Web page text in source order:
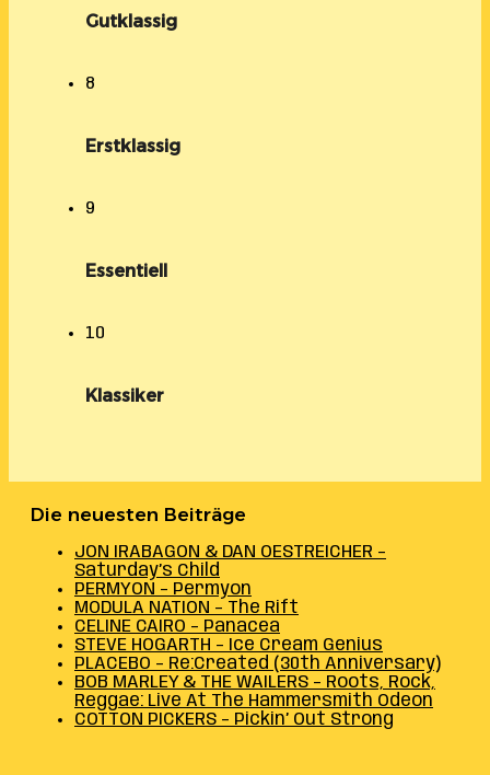
Gutklassig
8
Erstklassig
9
Essentiell
10
Klassiker
Die neuesten Beiträge
JON IRABAGON & DAN OESTREICHER –
Saturday’s Child
PERMYON – Permyon
MODULA NATION – The Rift
CELINE CAIRO – Panacea
STEVE HOGARTH – Ice Cream Genius
PLACEBO – Re:Created (30th Anniversary)
BOB MARLEY & THE WAILERS – Roots, Rock,
Reggae: Live At The Hammersmith Odeon
COTTON PICKERS – Pickin’ Out Strong